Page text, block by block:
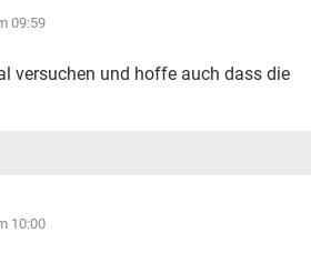
09:59
versuchen und hoffe auch dass die
10:00